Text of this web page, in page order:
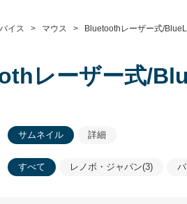
イス > マウス > Bluetoothレーザー式/
レーザー式/
サムネイル 詳細
すべて レノボ・ジャパン(3)